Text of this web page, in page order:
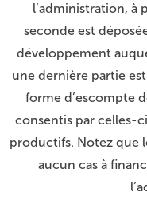
l’administration, à
seconde est
développement
une dernière partie
forme d’escompte
consentis par celles-ci
productifs. Notez que
aucun cas à